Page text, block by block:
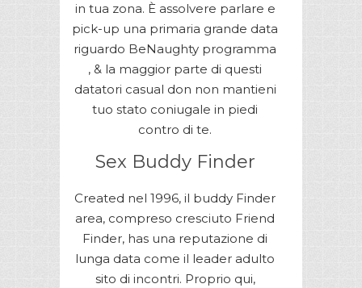
in tua zona. È assolvere parlare e
pick-up una primaria grande data
riguardo BeNaughty programma
, & la maggior parte di questi
datatori casual don non mantieni
tuo stato coniugale in piedi
contro di te.
Sex Buddy Finder
Created nel 1996, il buddy Finder
area, compreso cresciuto Friend
Finder, has una reputazione di
lunga data come il leader adulto
sito di incontri. Proprio qui,